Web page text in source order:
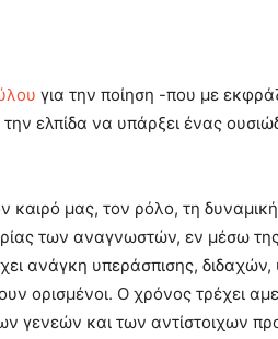
ΤΙΣ
για την ποίηση -που με
ελπίδα να υπάρξει ένας
καιρό μας, τον ρόλο, τη
των αναγνωστών, εν μέσω
ανάγκη υπεράσπισης, διδαχών,
ορισμένοι. Ο χρόνος τρέχει
γενεών και των αντίστοιχων